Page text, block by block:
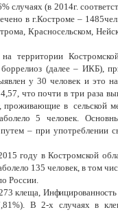
случаях (в 2014г.
в г.Костроме –
Красносельском,
территории
(далее – ИКБ),
у 30 человек и это
что почти в три раза
проживающие в сельской
5 человек.
– при употреблении
году в Костромской
135 человек, в том
России.
клеща, Инфицированность
В 2-х случаях в